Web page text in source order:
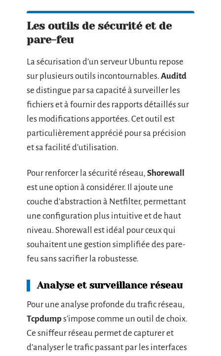
Les outils de sécurité et de
pare-feu
La sécurisation d’un serveur Ubuntu repose
sur plusieurs outils incontournables. Auditd
se distingue par sa capacité à surveiller les
fichiers et à fournir des rapports détaillés sur
les modifications apportées. Cet outil est
particulièrement apprécié pour sa précision
et sa facilité d’utilisation.
Pour renforcer la sécurité réseau, Shorewall
est une option à considérer. Il ajoute une
couche d’abstraction à Netfilter, permettant
une configuration plus intuitive et de haut
niveau. Shorewall est idéal pour ceux qui
souhaitent une gestion simplifiée des pare-
feu sans sacrifier la robustesse.
Analyse et surveillance réseau
Pour une analyse profonde du trafic réseau,
Tcpdumps’impose comme un outil de choix.
Ce sniffeur réseau permet de capturer et
d’analyser le trafic passant par les interfaces